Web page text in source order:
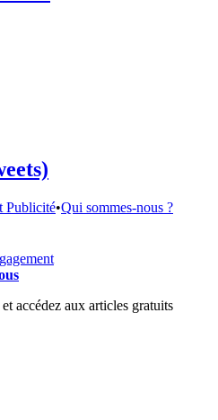
Publicité•Qui sommes-nous ?
à nos abonnés
du site, découvrez nos
accédez aux articles gratuits